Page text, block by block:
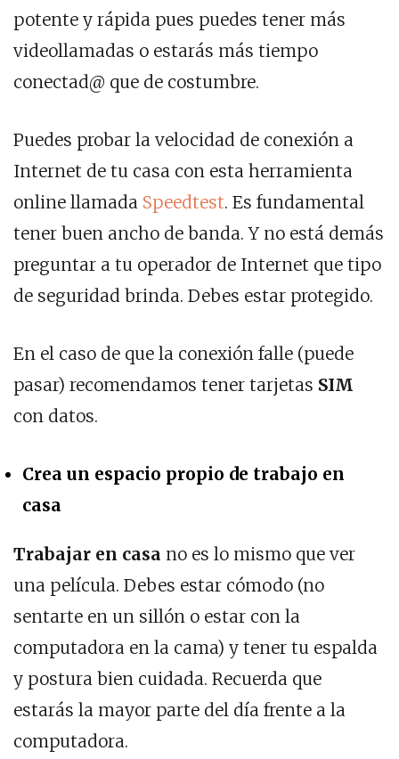
potente y rápida pues puedes tener más
videollamadas o estarás más tiempo
conectad@ que de costumbre.
Puedes probar la velocidad de conexión a
Internet de tu casa con esta herramienta
online llamada Speedtest. Es fundamental
tener buen ancho de banda. Y no está demás
preguntar a tu operador de Internet que tipo
de seguridad brinda. Debes estar protegido.
En el caso de que la conexión falle (puede
pasar) recomendamos tener tarjetas SIM
con datos.
Crea un espacio propio de trabajo en
casa
Trabajar en casa no es lo mismo que ver
una película. Debes estar cómodo (no
sentarte en un sillón o estar con la
computadora en la cama) y tener tu espalda
y postura bien cuidada. Recuerda que
estarás la mayor parte del día frente a la
computadora.